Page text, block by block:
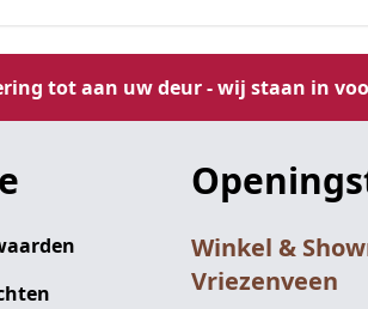
tot aan uw deur - wij staan in
Winkel &
Vriezenveen